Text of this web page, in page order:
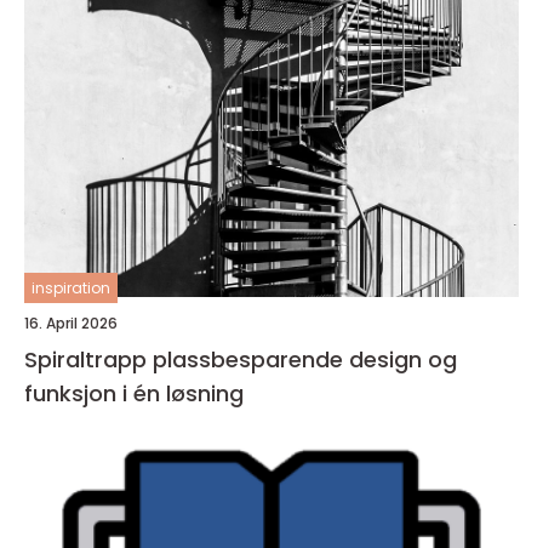
inspiration
16. April 2026
Spiraltrapp plassbesparende design og
funksjon i én løsning